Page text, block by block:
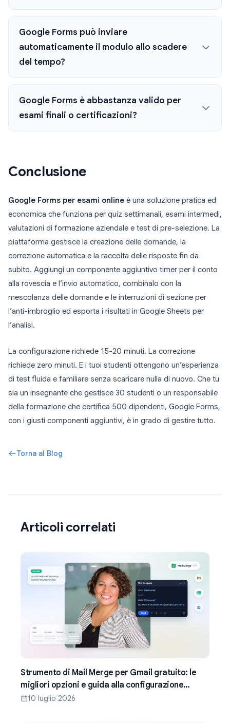
Google Forms può inviare
automaticamente il modulo allo scadere
del tempo?
Google Forms è abbastanza valido per
esami finali o certificazioni?
Conclusione
Google Forms per esami online è una soluzione pratica ed
economica che funziona per quiz settimanali, esami intermedi,
valutazioni di formazione aziendale e test di pre-selezione. La
piattaforma gestisce la creazione delle domande, la
correzione automatica e la raccolta delle risposte fin da
subito. Aggiungi un componente aggiuntivo timer per il conto
alla rovescia e l’invio automatico, combinalo con la
mescolanza delle domande e le interruzioni di sezione per
l’anti-imbroglio ed esporta i risultati in Google Sheets per
l’analisi.
La configurazione richiede 15-20 minuti. La correzione
richiede zero minuti. E i tuoi studenti ottengono un’esperienza
di test fluida e familiare senza scaricare nulla di nuovo. Che tu
sia un insegnante che gestisce 30 studenti o un responsabile
della formazione che certifica 500 dipendenti, Google Forms,
con i giusti componenti aggiuntivi, è in grado di gestire tutto.
Torna al Blog
Articoli correlati
Strumento di Mail Merge per Gmail gratuito: le
migliori opzioni e guida alla configurazione
(2026)
10 luglio 2026